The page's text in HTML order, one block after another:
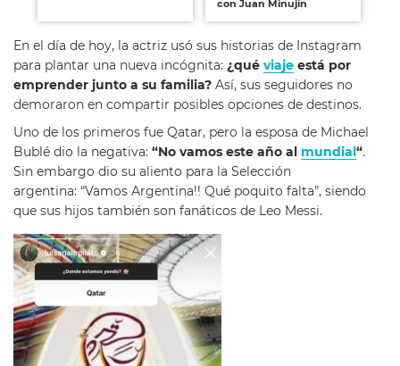
con Juan Minujín
En el día de hoy, la actriz usó sus historias de Instagram
para plantar una nueva incógnita: ¿qué viaje está por
emprender junto a su familia? Así, sus seguidores no
demoraron en compartir posibles opciones de destinos.
Uno de los primeros fue Qatar, pero la esposa de Michael
Bublé dio la negativa: “No vamos este año al mundial “.
Sin embargo dio su aliento para la Selección
argentina: “Vamos Argentina!! Qué poquito falta”, siendo
que sus hijos también son fanáticos de Leo Messi.